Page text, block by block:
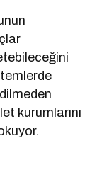
kurumlarını